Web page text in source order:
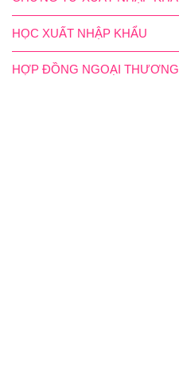
HỌC XUẤT NHẬP KHẨU
HỢP ĐỒNG NGOẠI THƯƠNG